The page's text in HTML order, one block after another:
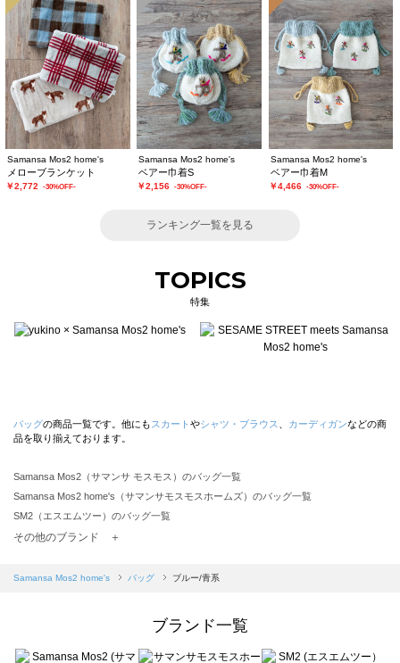
Samansa Mos2 home's
メローブランケット
￥2,772 -30%OFF-
Samansa Mos2 home's
ベアー巾着S
￥2,156 -30%OFF-
Samansa Mos2 home's
ベアー巾着M
￥4,466 -30%OFF-
ランキング一覧を見る
TOPICS
特集
バッグの商品一覧です。他にも スカート やシャツ・ブラウス カーディガンなどの商
品を取り揃えております。
Samansa Mos2（サマンサ モスモス）のバッグ一覧
Samansa Mos2 home's（サマンサモスモスホームズ）のバッグ一覧
SM2（エスエムツー）のバッグ一覧
TSUHARU by Samansa Mos2（ツハルバイサマンサモスモス）のバッグ一覧
Samansa Mos2 blue（サマンサモスモス ブルー）のバッグ一覧
sō4ū（ソウフォーユー）のバッグ一覧
Te chichi（テチチ）のバッグ一覧
その他のブランド ＋
Samansa Mos2 home's バッグ ブルー/青系
ブランド一覧